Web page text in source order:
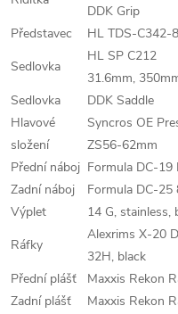
DDK Grip
Představec
HL TDS-C342-
Sedlovka
HL SP C212
31.6mm,
Sedlovka
DDK Saddle
Hlavové
složení
Syncros OE
ZS56-62mm
Přední náboj Formula DC-19
Zadní náboj
Formula DC-25
Výplet
14 G, stainless,
Ráfky
Alexrims X-20
32H, black
Přední plášť
Maxxis Rekon
Zadní plášť
Maxxis Rekon